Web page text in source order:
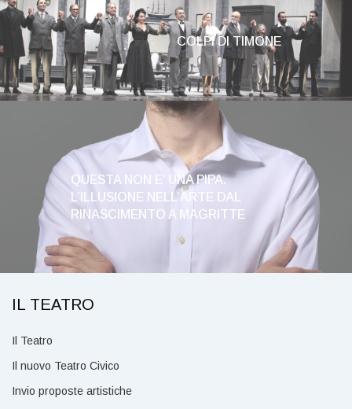
COLPI DI TIMONE
QUESTA NON E’ UNA PIPA.
L’ILLUSIONE NELL’ARTE DAL
RINASCIMENTO A MAGRITTE
IL TEATRO
Il Teatro
Il nuovo Teatro Civico
Invio proposte artistiche